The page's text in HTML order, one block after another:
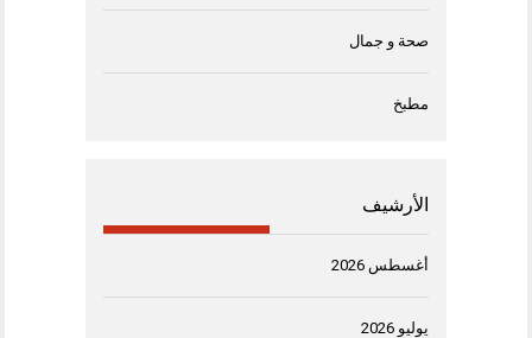
صحة و جمال
مطبخ
الأرشيف
أغسطس 2026
يوليو 2026